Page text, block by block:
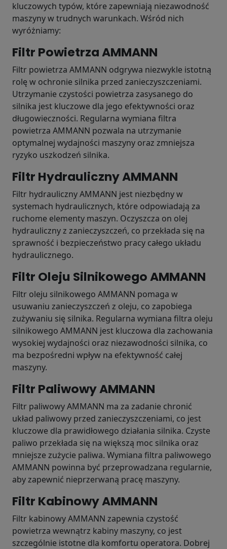
kluczowych typów, które zapewniają niezawodność
maszyny w trudnych warunkach. Wśród nich
wyróżniamy:
Filtr Powietrza AMMANN
Filtr powietrza AMMANN odgrywa niezwykle istotną
rolę w ochronie silnika przed zanieczyszczeniami.
Utrzymanie czystości powietrza zasysanego do
silnika jest kluczowe dla jego efektywności oraz
długowieczności. Regularna wymiana filtra
powietrza AMMANN pozwala na utrzymanie
optymalnej wydajności maszyny oraz zmniejsza
ryzyko uszkodzeń silnika.
Filtr Hydrauliczny AMMANN
Filtr hydrauliczny AMMANN jest niezbędny w
systemach hydraulicznych, które odpowiadają za
ruchome elementy maszyn. Oczyszcza on olej
hydrauliczny z zanieczyszczeń, co przekłada się na
sprawność i bezpieczeństwo pracy całego układu
hydraulicznego.
Filtr Oleju Silnikowego AMMANN
Filtr oleju silnikowego AMMANN pomaga w
usuwaniu zanieczyszczeń z oleju, co zapobiega
zużywaniu się silnika. Regularna wymiana filtra oleju
silnikowego AMMANN jest kluczowa dla zachowania
wysokiej wydajności oraz niezawodności silnika, co
ma bezpośredni wpływ na efektywność całej
maszyny.
Filtr Paliwowy AMMANN
Filtr paliwowy AMMANN ma za zadanie chronić
układ paliwowy przed zanieczyszczeniami, co jest
kluczowe dla prawidłowego działania silnika. Czyste
paliwo przekłada się na większą moc silnika oraz
mniejsze zużycie paliwa. Wymiana filtra paliwowego
AMMANN powinna być przeprowadzana regularnie,
aby zapewnić nieprzerwaną pracę maszyny.
Filtr Kabinowy AMMANN
Filtr kabinowy AMMANN zapewnia czystość
powietrza wewnątrz kabiny maszyny, co jest
szczególnie istotne dla komfortu operatora. Dobrej